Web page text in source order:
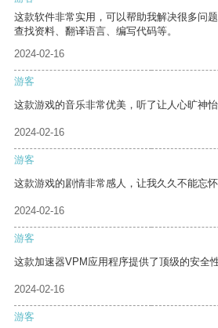
这款软件非常实用，可以帮助我解决很多问
查找资料、翻译语言、编写代码等。
2024-02-16
游客
这款游戏的音乐非常优美，听了让人心旷神怡
2024-02-16
游客
这款游戏的剧情非常感人，让我久久不能忘怀
2024-02-16
游客
这款加速器VPM应用程序提供了顶级的安全
2024-02-16
游客